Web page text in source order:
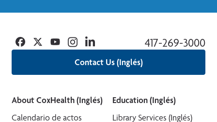
Contact Us (Inglés)
417-269-3000
Facebook
TwitterYouTubeInstagramLinkedin
About CoxHealth (Inglés)
Calendario de actos
Education (Inglés)
Library Services (Inglés)